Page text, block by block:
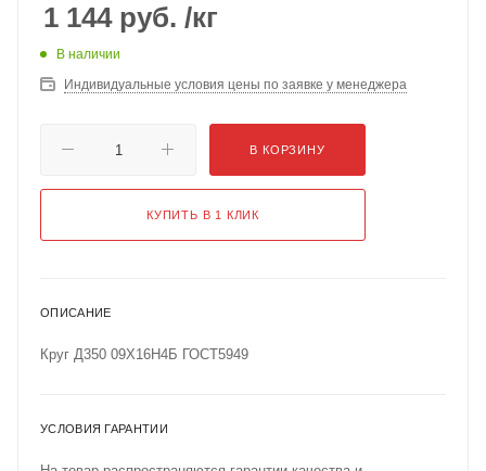
1 144руб. /кг
В наличии
Индивидуальные условия цены по заявке у менеджера
В КОРЗИНУ
КУПИТЬ В 1 КЛИК
ОПИСАНИЕ
Круг Д350 09Х16Н4Б ГОСТ5949
УСЛОВИЯ ГАРАНТИИ